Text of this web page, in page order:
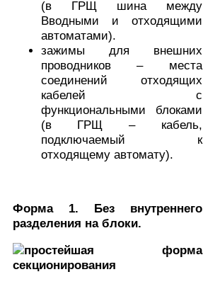
(в ГРЩ шина между
Вводными и отходящими
автоматами).
зажимы для внешних
проводников – места
соединений отходящих
кабелей с
функциональными блоками
(в ГРЩ – кабель,
подключаемый к
отходящему автомату).
Форма 1. Без внутреннего
разделения на блоки.